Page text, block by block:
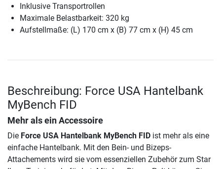
Inklusive Transportrollen
Maximale Belastbarkeit: 320 kg
Aufstellmaße: (L) 170 cm x (B) 77 cm x (H) 45 cm
Beschreibung: Force USA Hantelbank
MyBench FID
Mehr als ein Accessoire
Die Force USA Hantelbank MyBench FID ist mehr als eine
einfache Hantelbank. Mit den Bein- und Bizeps-
Attachements wird sie vom essenziellen Zubehör zum Star